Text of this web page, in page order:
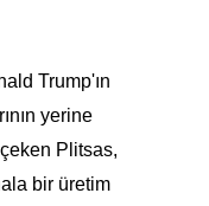
Trump'ın
yerine
çeken Plitsas,
bir üretim